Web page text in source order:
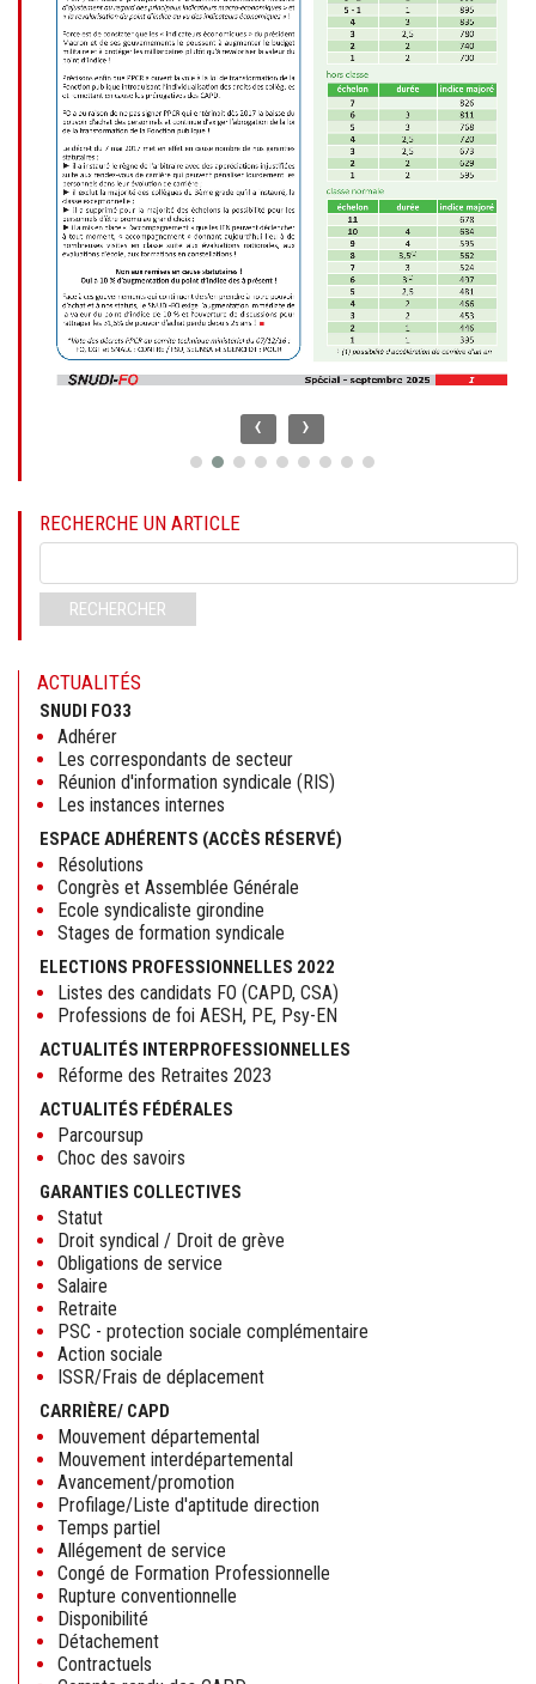
‹ ›
RECHERCHE UN ARTICLE
clés
RECHERCHER
ACTUALITÉS
SNUDI FO33
Adhérer
Les correspondants de secteur
Réunion d'information syndicale (RIS)
Les instances internes
ESPACE ADHÉRENTS (ACCÈS RÉSERVÉ)
Résolutions
Congrès et Assemblée Générale
Ecole syndicaliste girondine
Stages de formation syndicale
ELECTIONS PROFESSIONNELLES 2022
Listes des candidats FO (CAPD, CSA)
Professions de foi AESH, PE, Psy-EN
ACTUALITÉS INTERPROFESSIONNELLES
Réforme des Retraites 2023
ACTUALITÉS FÉDÉRALES
Parcoursup
Choc des savoirs
GARANTIES COLLECTIVES
Statut
Droit syndical / Droit de grève
Obligations de service
Salaire
Retraite
PSC - protection sociale complémentaire
Action sociale
ISSR/Frais de déplacement
CARRIÈRE/ CAPD
Mouvement départemental
Mouvement interdépartemental
Avancement/promotion
Profilage/Liste d'aptitude direction
Temps partiel
Allégement de service
Congé de Formation Professionnelle
Rupture conventionnelle
Disponibilité
Détachement
Contractuels